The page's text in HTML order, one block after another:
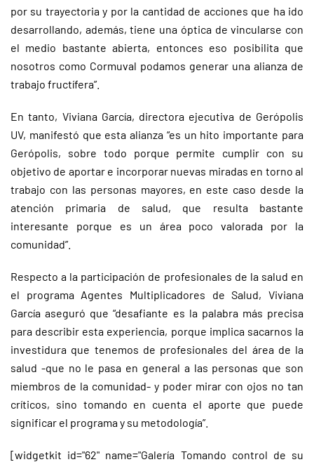
por su trayectoria y por la cantidad de acciones que ha ido
desarrollando, además, tiene una óptica de vincularse con
el medio bastante abierta, entonces eso posibilita que
nosotros como Cormuval podamos generar una alianza de
trabajo fructífera”.
En tanto, Viviana García, directora ejecutiva de Gerópolis
UV, manifestó que esta alianza “es un hito importante para
Gerópolis, sobre todo porque permite cumplir con su
objetivo de aportar e incorporar nuevas miradas en torno al
trabajo con las personas mayores, en este caso desde la
atención primaria de salud, que resulta bastante
interesante porque es un área poco valorada por la
comunidad”.
Respecto a la participación de profesionales de la salud en
el programa Agentes Multiplicadores de Salud, Viviana
García aseguró que “desafiante es la palabra más precisa
para describir esta experiencia, porque implica sacarnos la
investidura que tenemos de profesionales del área de la
salud -que no le pasa en general a las personas que son
miembros de la comunidad- y poder mirar con ojos no tan
críticos, sino tomando en cuenta el aporte que puede
significar el programa y su metodología”.
[widgetkit id="62" name="Galería Tomando control de su